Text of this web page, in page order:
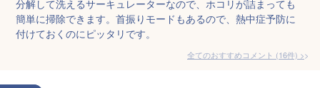
分解して洗えるサーキュレーターなので、ホコリが詰まっても
簡単に掃除できます。首振りモードもあるので、熱中症予防に
付けておくのにピッタリです。
全てのおすすめコメント (16件) >